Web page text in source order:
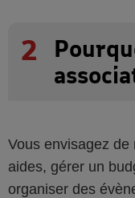
2
Vous envisagez de
aides, gérer un
organiser des